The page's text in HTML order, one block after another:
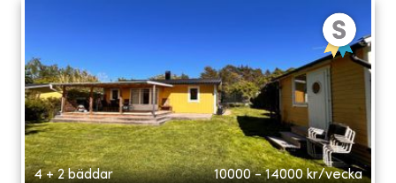
4 + 2 bäddar 10000 - 14000 kr/vecka